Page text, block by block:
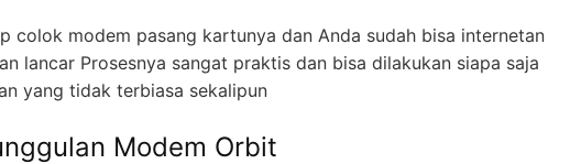
colok modem pasang kartunya dan Anda sudah bisa internetan
lancar Prosesnya sangat praktis dan bisa dilakukan siapa saja
yang tidak terbiasa sekalipun
Modem Orbit